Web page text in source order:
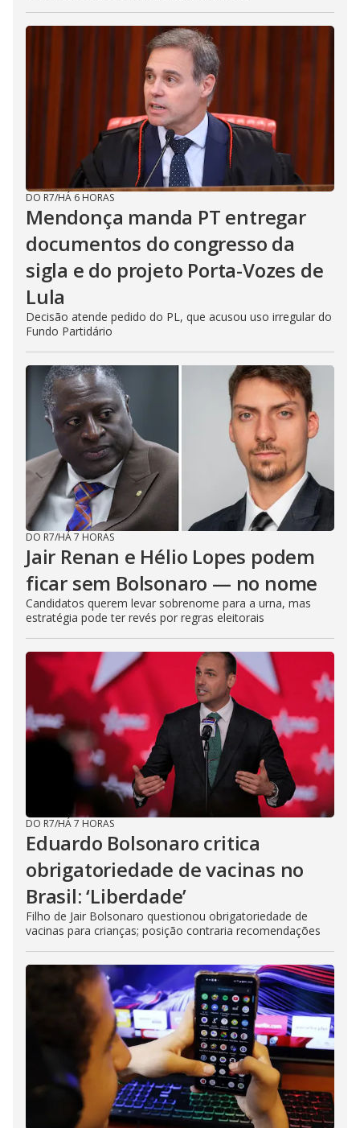
DO R7/HÁ 6 HORAS
Mendonça manda PT entregar
documentos do congresso da
sigla e do projeto Porta-Vozes de
Lula
Decisão atende pedido do PL, que acusou uso irregular do
Fundo Partidário
DO R7/HÁ 7 HORAS
Jair Renan e Hélio Lopes podem
ficar sem Bolsonaro — no nome
Candidatos querem levar sobrenome para a urna, mas
estratégia pode ter revés por regras eleitorais
DO R7/HÁ 7 HORAS
Eduardo Bolsonaro critica
obrigatoriedade de vacinas no
Brasil: ‘Liberdade’
Filho de Jair Bolsonaro questionou obrigatoriedade de
vacinas para crianças; posição contraria recomendações